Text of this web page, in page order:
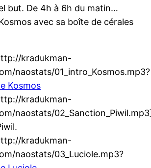
but. De 4h à 6h du matin…
avec sa boîte de cérales
kradukman-
naostats/01_intro_Kosmos.mp3?
Kosmos
kradukman-
naostats/
kradukman-
naostats/03_Luciole.mp3?